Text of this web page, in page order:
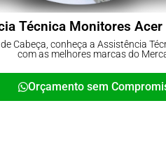
Técnica Monitores
Cabeça, conheça a Assistência
com as melhores marcas do
Orçamento sem